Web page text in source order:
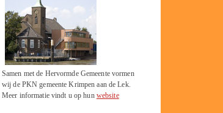
Samen met de Hervormde Gemeente vormen
wij de PKN gemeente Krimpen aan de Lek.
Meer informatie vindt u op hun website